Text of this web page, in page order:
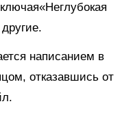
написанием в
отказавшись от